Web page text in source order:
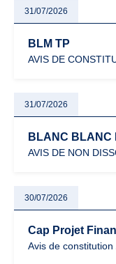
31/07/2026
BLM TP
AVIS DE
31/07/2026
BLANC BLANC
AVIS DE NON
30/07/2026
Cap Projet
Avis de